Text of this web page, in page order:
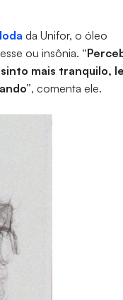
da Unifor, o óleo
ou insônia.
mais tranquilo,
, comenta ele.